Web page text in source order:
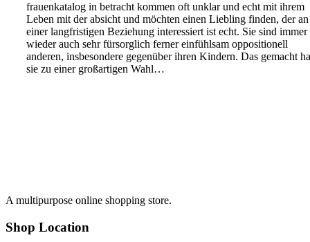
frauenkatalog in betracht kommen oft unklar und echt mit ihrem
Leben mit der absicht und möchten einen Liebling finden, der an
einer langfristigen Beziehung interessiert ist echt. Sie sind immer
wieder auch sehr fürsorglich ferner einfühlsam oppositionell
anderen, insbesondere gegenüber ihren Kindern. Das gemacht
sie zu einer großartigen Wahl…
A multipurpose online shopping store.
Shop Location